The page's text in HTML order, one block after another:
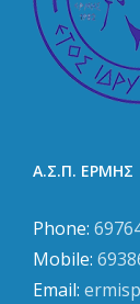
Α.Σ.Π. ΕΡΜΗΣ
Phone:
Mobile:
Email: